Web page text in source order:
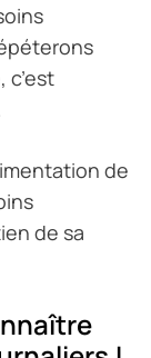
c’est
de
de sa